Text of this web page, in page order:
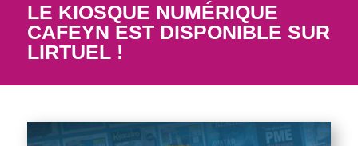
LE KIOSQUE NUMÉRIQUE
CAFEYN EST DISPONIBLE SUR
LIRTUEL !